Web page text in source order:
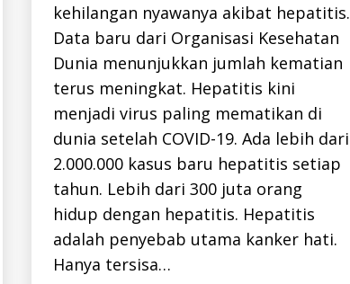
T
T
I
S
-
B
-
I
D
E
P
A
T
I
T
I
S
-
kehilangan nyawanya akibat hepatitis.
Data baru dari Organisasi Kesehatan
Dunia menunjukkan jumlah kematian
terus meningkat. Hepatitis kini
menjadi virus paling mematikan di
dunia setelah COVID-19. Ada lebih dari
2.000.000 kasus baru hepatitis setiap
tahun. Lebih dari 300 juta orang
hidup dengan hepatitis. Hepatitis
adalah penyebab utama kanker hati.
Hanya tersisa…